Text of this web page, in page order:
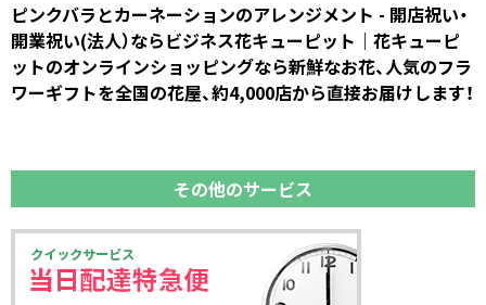
ピンクバラとカーネーションのアレンジメント - 開店祝い・
開業祝い(法人）ならビジネス花キューピット｜花キューピ
ットのオンラインショッピングなら新鮮なお花、人気のフラ
ワーギフトを全国の花屋、約4,000店から直接お届けします！
その他のサービス